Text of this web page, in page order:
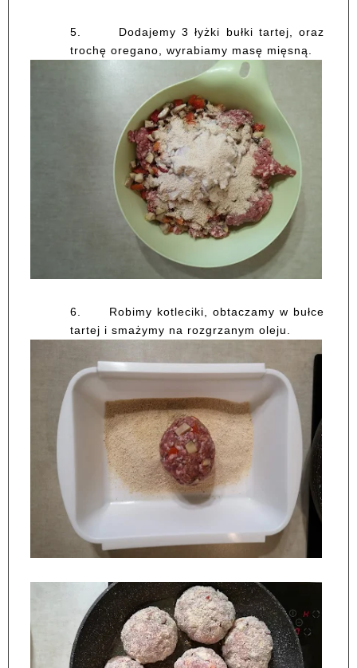
5.
Dodajemy 3 łyżki bułki tartej, oraz
trochę oregano, wyrabiamy masę mięsną.
6.
Robimy kotleciki, obtaczamy w bułce
tartej i smażymy na rozgrzanym oleju.